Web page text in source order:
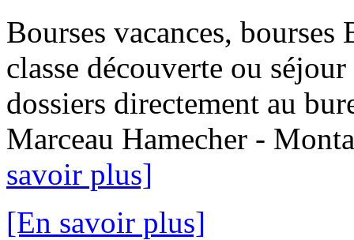
Bourses vacances,
classe découverte ou
dossiers directement au
Marceau Hamecher -
savoir plus]
[En savoir plus]